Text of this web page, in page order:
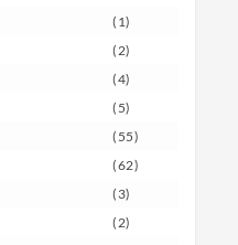
(1)
(2)
(4)
(5)
(55)
(62)
(3)
(2)